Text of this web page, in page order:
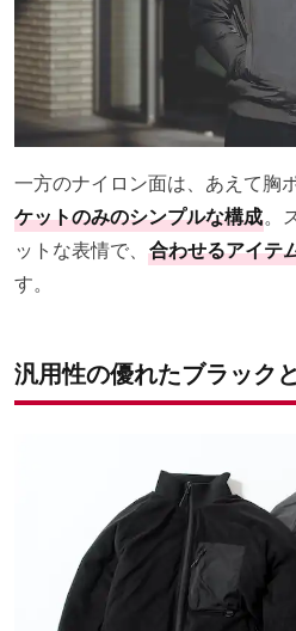
一方のナイロン面は、あえて胸
ケットのみのシンプルな構成。
ットな表情で、 合わせるアイテ
す。
汎用性の優れたブラック